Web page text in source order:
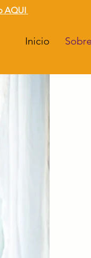
AQUI
Inicio